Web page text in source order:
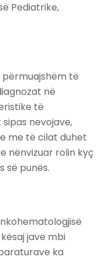
Pediatrike,
përmuajshëm të
në
të
nevojave,
me të cilat duhet
nënvizuar rolin kyç
së punës.
jave mbi
ka